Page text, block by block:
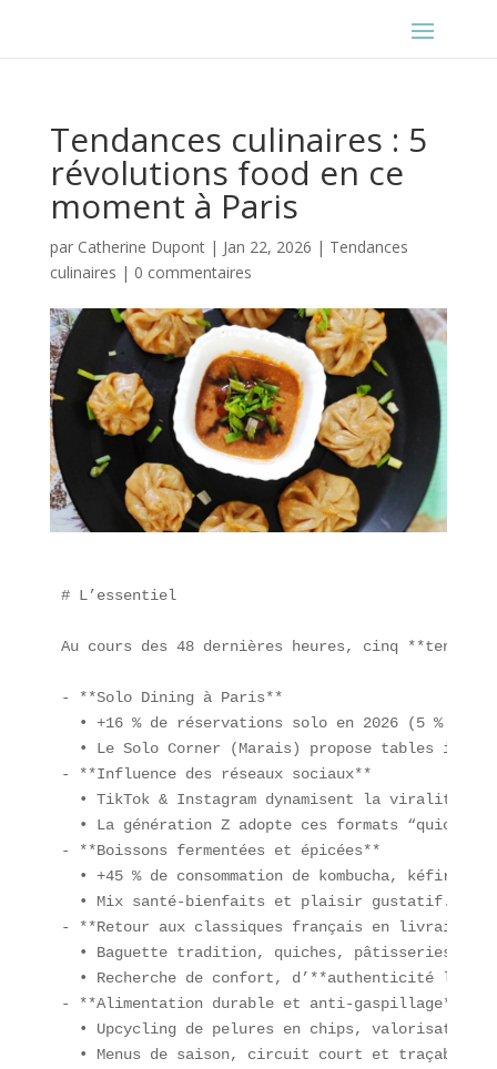
Tendances culinaires : 5
révolutions food en ce
moment à Paris
par Catherine Dupont| Jan 22, 2026 | Tendances
culinaires | 0 commentaires
# L’essentiel
Au cours des 48 dernières heures, cinq
- **Solo Dining à Paris**
• +16 % de réservations solo en 2026 (5 % du
• Le Solo Corner (Marais) propose tables
- **Influence des réseaux sociaux**
• TikTok & Instagram dynamisent la viralité
• La génération Z adopte ces formats “quick
- **Boissons fermentées et épicées**
• +45 % de consommation de kombucha, kéfir
  • Mix santé-bienfaits et plaisir gustatif.
- **Retour aux classiques français en
• Baguette tradition, quiches, pâtisseries
• Recherche de confort, d’**authenticité
- **Alimentation durable et anti-gaspillage**
• Upcycling de pelures en chips,
• Menus de saison, circuit court et